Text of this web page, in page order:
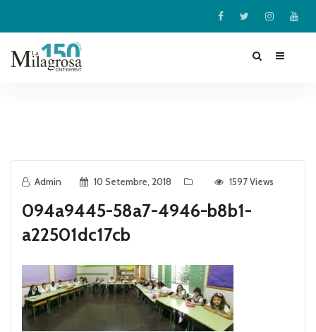
Admin 10 Setembre, 2018 1597 Views
094a9445-58a7-4946-b8b1-
a22501dc17cb